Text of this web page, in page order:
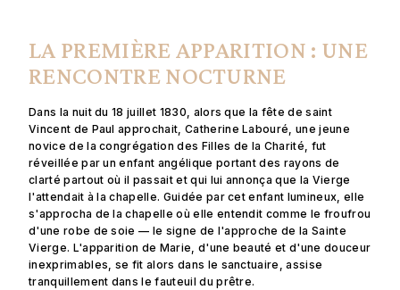
LA PREMIÈRE APPARITION : UNE
RENCONTRE NOCTURNE
Dans la nuit du 18 juillet 1830, alors que la fête de saint
Vincent de Paul approchait, Catherine Labouré, une jeune
novice de la congrégation des Filles de la Charité, fut
réveillée par un enfant angélique portant des rayons de
clarté partout où il passait et qui lui annonça que la Vierge
l'attendait à la chapelle. Guidée par cet enfant lumineux, elle
s'approcha de la chapelle où elle entendit comme le froufrou
d'une robe de soie — le signe de l'approche de la Sainte
Vierge. L'apparition de Marie, d'une beauté et d'une douceur
inexprimables, se fit alors dans le sanctuaire, assise
tranquillement dans le fauteuil du prêtre.